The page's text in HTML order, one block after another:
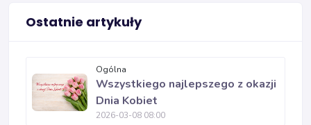
Ostatnie artykuły
Ogólna
Wszystkiego najlepszego z okazji
Dnia Kobiet
2026-03-08 08:00